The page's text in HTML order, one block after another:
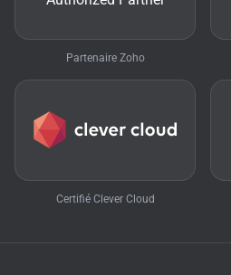
Partenaire Zoho
Certifié Clever Cloud